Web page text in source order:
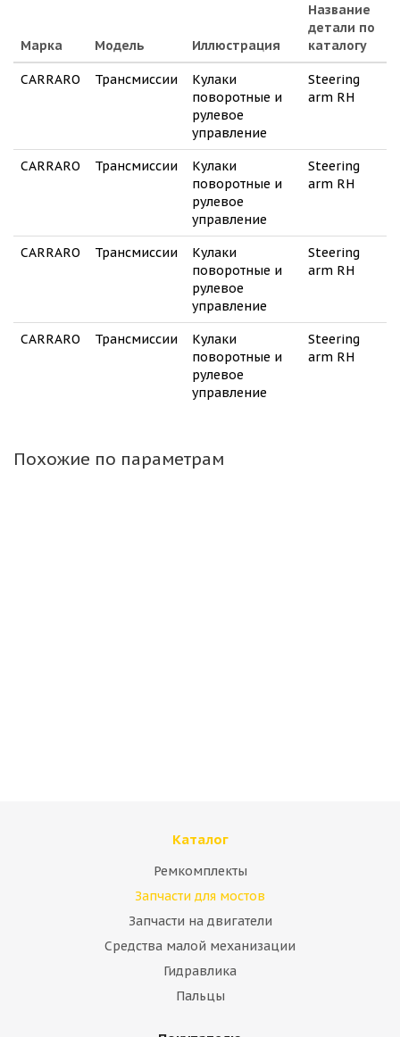
Марка Модель Иллюстрация
Название
детали по
каталогу
CARRARO Трансмиссии
Кулаки
поворотные и
рулевое
управление
Steering
arm RH
CARRARO Трансмиссии
Кулаки
поворотные и
рулевое
управление
Steering
arm RH
CARRARO Трансмиссии
Кулаки
поворотные и
рулевое
управление
Steering
arm RH
CARRARO Трансмиссии
Кулаки
поворотные и
рулевое
управление
Steering
arm RH
Похожие по параметрам
Адаптер смазки JCB 816/20070
Каталог
Ремкомплекты
Запчасти для мостов
Запчасти на двигатели
Средства малой механизации
Гидравлика
Пальцы